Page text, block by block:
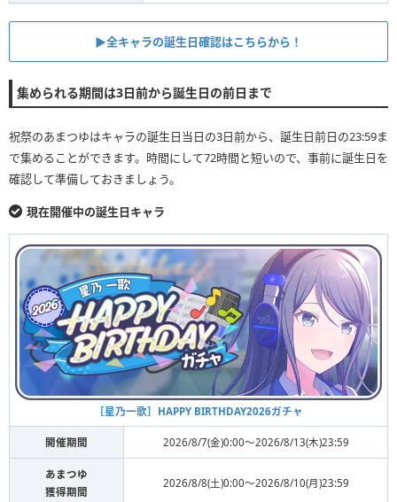
▶︎全キャラの誕生日確認はこちらから！
集められる期間は3日前から誕生日の前日まで
祝祭のあまつゆはキャラの誕生日当日の3日前から、誕生日前日の23:59ま
で集めることができます。時間にして72時間と短いので、事前に誕生日を
確認して準備しておきましょう。
現在開催中の誕生日キャラ
［星乃一歌］HAPPY BIRTHDAY2026ガチャ
開催期間 2026/8/7(金)0:00〜2026/8/13(木)23:59
あまつゆ
獲得期間
2026/8/8(土)0:00〜2026/8/10(月)23:59